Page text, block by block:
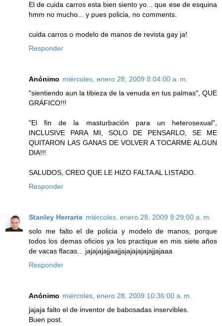
El de cuida carros esta bien siento yo... que ese de esquina
hmm no mucho... y pues policia, no comments.
cuida carros o modelo de manos de revista gay ja!
Responder
Anónimo miércoles, enero 28, 2009 8:04:00 a. m.
"sientiendo aun la tibieza de la venuda en tus palmas", QUE
GRÁFICO!!!
"El fin de la masturbación para un heterosexual",
INCLUSIVE PARA MI, SOLO DE PENSARLO, SE ME
QUITARON LAS GANAS DE VOLVER A TOCARME ALGUN
DIA!!!
SALUDOS, CREO QUE LE HIZO FALTA AL LISTADO.
Responder
Stanley Herrarte miércoles, enero 28, 2009 9:29:00 a. m.
solo me falto el de policia y modelo de manos, porque
todos los demas oficios ya los practique en mis siete años
de vacas flacas... jajajajajjaajjajajajajajajjajaaa
Responder
Anónimo miércoles, enero 28, 2009 10:36:00 a. m.
jajaja falto el de inventor de babosadas inservibles.
Buen post.